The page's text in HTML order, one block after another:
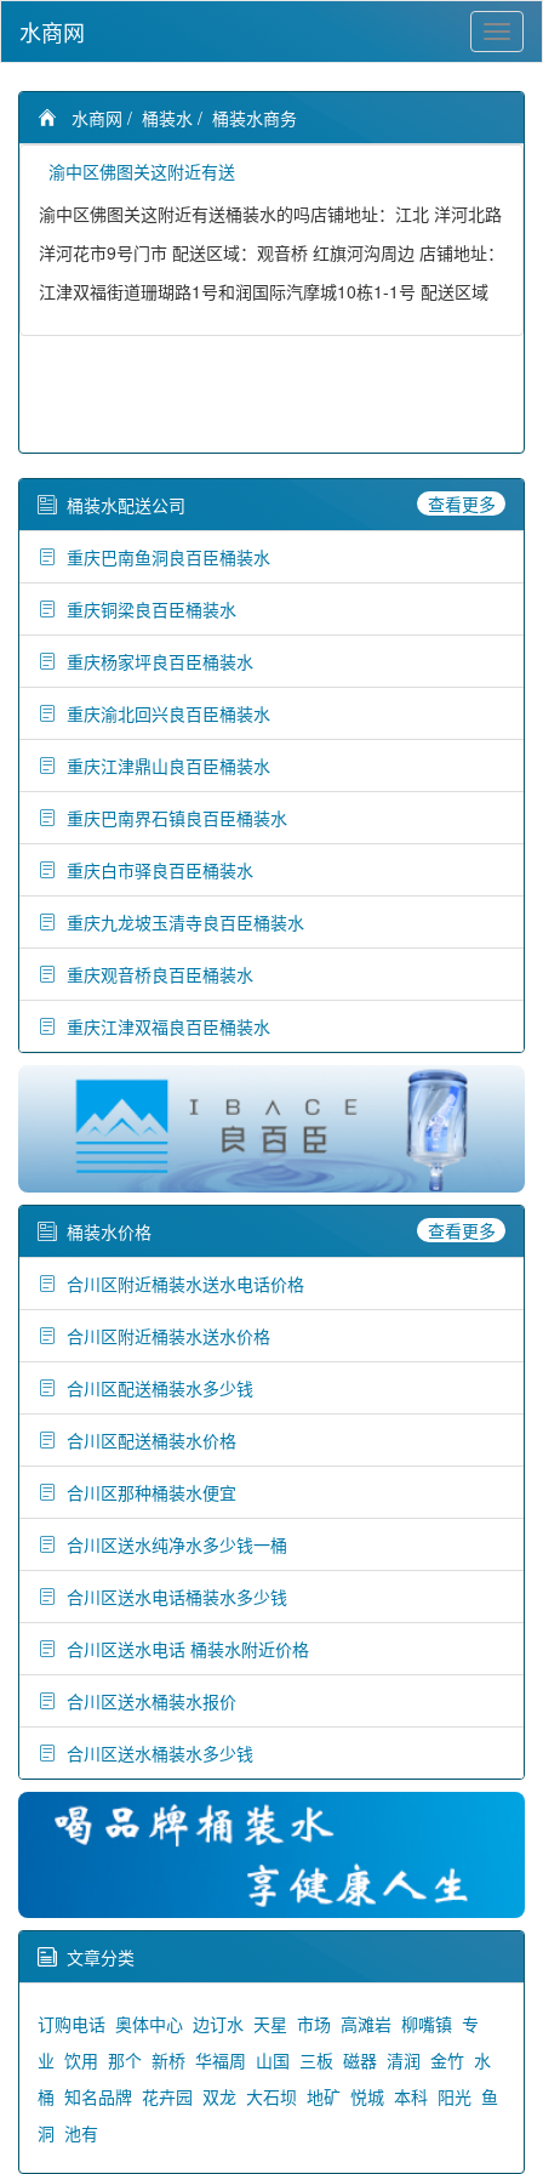
水商网
水商网 / 桶装水 / 桶装水商务
渝中区佛图关这附近有送
渝中区佛图关这附近有送桶装水的吗店铺地址：江北 洋河北路
洋河花市9号门市 配送区域：观音桥 红旗河沟周边 店铺地址：
江津双福街道珊瑚路1号和润国际汽摩城10栋1-1号 配送区域
桶装水配送公司 查看更多
重庆巴南鱼洞良百臣桶装水
重庆铜梁良百臣桶装水
重庆杨家坪良百臣桶装水
重庆渝北回兴良百臣桶装水
重庆江津鼎山良百臣桶装水
重庆巴南界石镇良百臣桶装水
重庆白市驿良百臣桶装水
重庆九龙坡玉清寺良百臣桶装水
重庆观音桥良百臣桶装水
重庆江津双福良百臣桶装水
桶装水价格 查看更多
合川区附近桶装水送水电话价格
合川区附近桶装水送水价格
合川区配送桶装水多少钱
合川区配送桶装水价格
合川区那种桶装水便宜
合川区送水纯净水多少钱一桶
合川区送水电话桶装水多少钱
合川区送水电话 桶装水附近价格
合川区送水桶装水报价
合川区送水桶装水多少钱
文章分类
订购电话 奥体中心 边订水 天星 市场 高滩岩 柳嘴镇 专
业 饮用 那个 新桥 华福周 山国 三板 磁器 清润 金竹 水
桶 知名品牌 花卉园 双龙 大石坝 地矿 悦城 本科 阳光 鱼
洞 池有